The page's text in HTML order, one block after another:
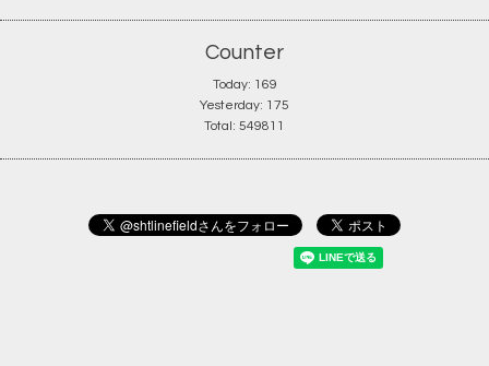
Counter
Today: 169
Yesterday: 175
Total: 549811